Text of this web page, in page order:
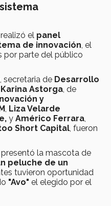
el panel
de innovación, el
por parte del público
, secretaria de Desarrollo
Karina Astorga, de
y
, Liza Velarde
y Américo Ferrara,
Short Capital, fueron
la mascota de
peluche de un
tuvieron oportunidad
"Avo" el elegido por el